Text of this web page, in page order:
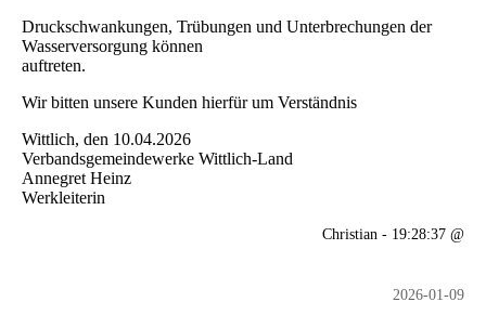
Druckschwankungen, Trübungen und Unterbrechungen der
Wasserversorgung können
auftreten.
Wir bitten unsere Kunden hierfür um Verständnis
Wittlich, den 10.04.2026
Verbandsgemeindewerke Wittlich-Land
Annegret Heinz
Werkleiterin
Christian - 19:28:37 @
2026-01-09